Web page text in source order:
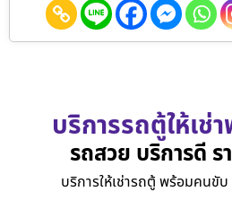
บริการรถตู้ให้เ
รถสวย บริการดี
บริการให้เช่ารถตู้ พร้อมคนขั